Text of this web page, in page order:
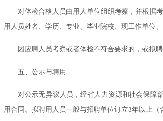
对体检合格人员由用人单位组织考察，并根据
用人员姓名、学历、专业、毕业院校、现工作单位
因应聘人员考察或者体检不符合要求的，或拟
五、公示与聘用
对公示无异议人员，经省人力资源和社会保障
用合同。拟聘用人员一般与招聘单位订立3年以上